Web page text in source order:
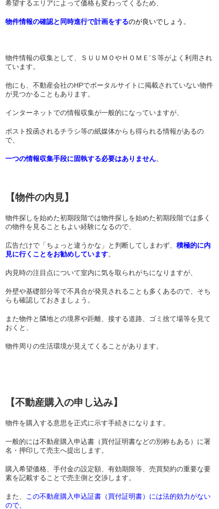
希望するエリアによって価格も変わってくるため、
物件情報の確認と同時進行で計画をするのが良いでしょう 。
物件情報の収集として、ＳＵＵＭＯやＨＯＭＥ’Ｓ等がよく利用され
ています。
他にも、不動産会社のHPでポータルサイトに掲載されていない物件
が見つかることもあります。
インターネットでの情報収集が一般的になっていますが、
ポスト投函されるチラシ等の紙媒体からも得られる情報があるの
で、
一つの情報収集手段に固執する必要はありません。
【物件の内見】
物件探しを始めた初期段階では物件探しを始めた初期段階では多く
の物件を見ることもよい経験になるので、
広告だけで「ちょっと違うかな」と判断してしまわず、積極的に内
見に行くことをお勧めしています。
内見時の注目点について室内に気を取られがちになりますが、
外壁や基礎部分等で不具合が発見されることも多くあるので、そち
らも確認しておきましょう。
また物件と隣地との境界や距離、接する道路、ゴミ捨て場等を見て
おくと、
物件周りの生活環境が見えてくることがあります。
【不動産購入の申し込み】
物件を購入する意思を正式に示す手続きになります。
一般的には不動産購入申込書（買付証明書などの別称もある）に署
名・押印して売主へ提出します。
購入希望価格、手付金の設定額、有効期限等、売買契約の重要な要
素を記載することで売主側と交渉します。
また、
この不動産購入申込証書（買付証明書）には法的効力がない
ので、